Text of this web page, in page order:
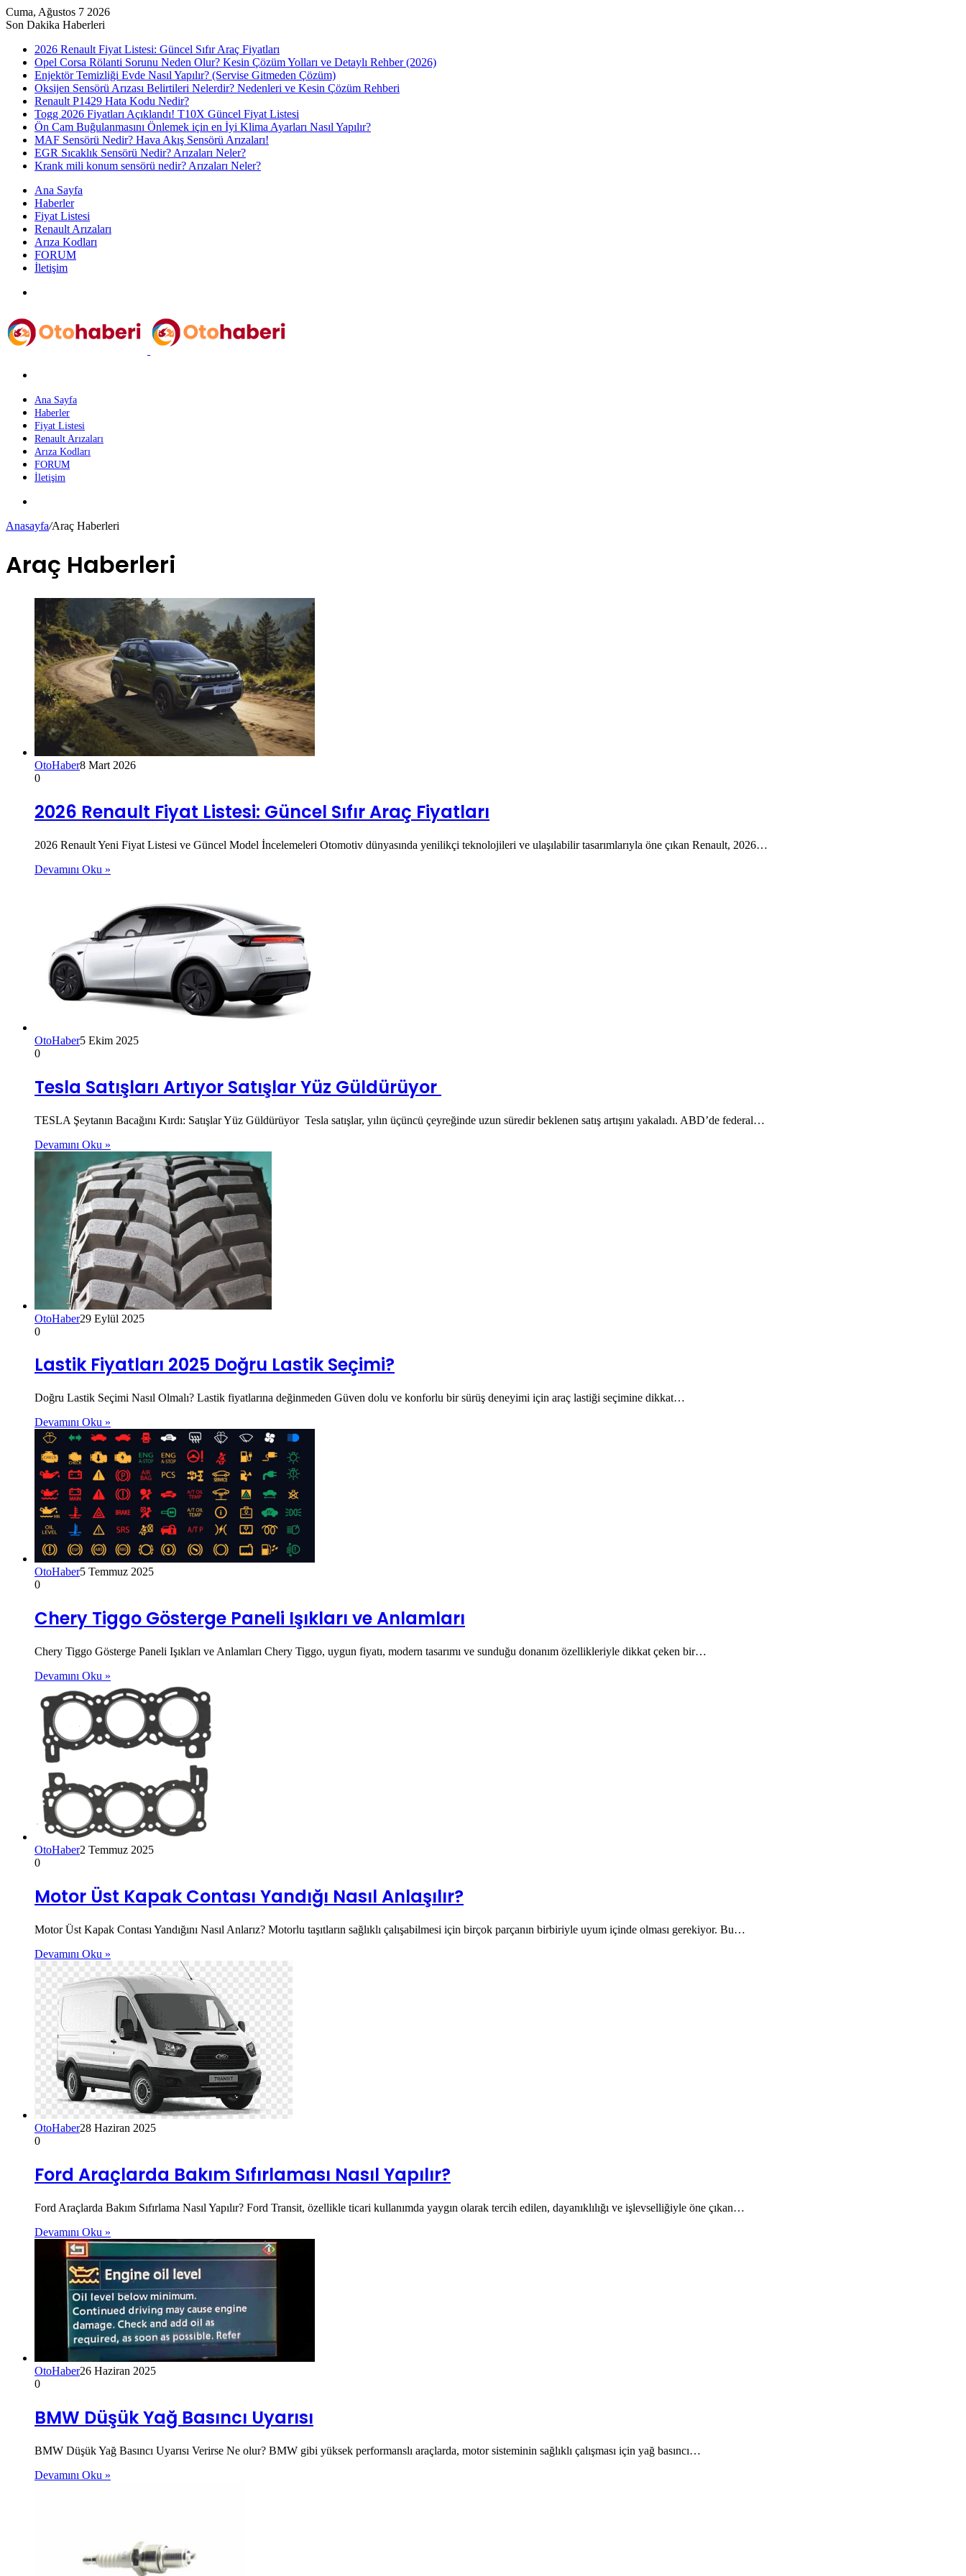
Cuma, Ağustos 7 2026
Son Dakika Haberleri
2026 Renault Fiyat Listesi: Güncel Sıfır Araç Fiyatları
Opel Corsa Rölanti Sorunu Neden Olur? Kesin Çözüm Yolları ve Detaylı Rehber (2026)
Enjektör Temizliği Evde Nasıl Yapılır? (Servise Gitmeden Çözüm)
Oksijen Sensörü Arızası Belirtileri Nelerdir? Nedenleri ve Kesin Çözüm Rehberi
Renault P1429 Hata Kodu Nedir?
Togg 2026 Fiyatları Açıklandı! T10X Güncel Fiyat Listesi
Ön Cam Buğulanmasını Önlemek için en İyi Klima Ayarları Nasıl Yapılır?
MAF Sensörü Nedir? Hava Akış Sensörü Arızaları!
EGR Sıcaklık Sensörü Nedir? Arızaları Neler?
Krank mili konum sensörü nedir? Arızaları Neler?
Ana Sayfa
Haberler
Fiyat Listesi
Renault Arızaları
Arıza Kodları
FORUM
İletişim
...
Ana Sayfa
Haberler
Fiyat Listesi
Renault Arızaları
Arıza Kodları
FORUM
İletişim
değiştir
Anasayfa/Araç Haberleri
Araç Haberleri
OtoHaber8 Mart 2026
0
2026 Renault Fiyat Listesi: Güncel Sıfır Araç Fiyatları
2026 Renault Yeni Fiyat Listesi ve Güncel Model İncelemeleri Otomotiv dünyasında yenilikçi teknolojileri ve ulaşılabilir tasarımlarıyla öne çıkan Renault, 2026…
Devamını Oku »
OtoHaber5 Ekim 2025
0
Tesla Satışları Artıyor Satışlar Yüz Güldürüyor
TESLA Şeytanın Bacağını Kırdı: Satışlar Yüz Güldürüyor Tesla satışlar, yılın üçüncü çeyreğinde uzun süredir beklenen satış artışını yakaladı. ABD’de federal…
Devamını Oku »
OtoHaber29 Eylül 2025
0
Lastik Fiyatları 2025 Doğru Lastik Seçimi?
Doğru Lastik Seçimi Nasıl Olmalı? Lastik fiyatlarına değinmeden Güven dolu ve konforlu bir sürüş deneyimi için araç lastiği seçimine dikkat…
Devamını Oku »
OtoHaber5 Temmuz 2025
0
Chery Tiggo Gösterge Paneli Işıkları ve Anlamları
Chery Tiggo Gösterge Paneli Işıkları ve Anlamları Chery Tiggo, uygun fiyatı, modern tasarımı ve sunduğu donanım özellikleriyle dikkat çeken bir…
Devamını Oku »
OtoHaber2 Temmuz 2025
0
Motor Üst Kapak Contası Yandığı Nasıl Anlaşılır?
Motor Üst Kapak Contası Yandığını Nasıl Anlarız? Motorlu taşıtların sağlıklı çalışabilmesi için birçok parçanın birbiriyle uyum içinde olması gerekiyor. Bu…
Devamını Oku »
OtoHaber28 Haziran 2025
0
Ford Araçlarda Bakım Sıfırlaması Nasıl Yapılır?
Ford Araçlarda Bakım Sıfırlama Nasıl Yapılır? Ford Transit, özellikle ticari kullanımda yaygın olarak tercih edilen, dayanıklılığı ve işlevselliğiyle öne çıkan…
Devamını Oku »
OtoHaber26 Haziran 2025
0
BMW Düşük Yağ Basıncı Uyarısı
BMW Düşük Yağ Basıncı Uyarısı Verirse Ne olur? BMW gibi yüksek performanslı araçlarda, motor sisteminin sağlıklı çalışması için yağ basıncı…
Devamını Oku »